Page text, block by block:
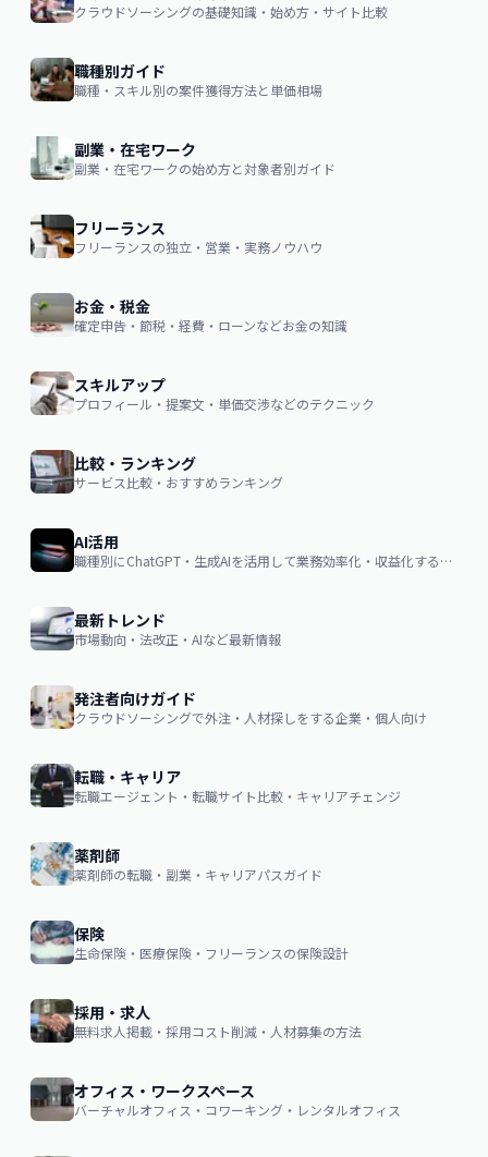
クラウドソーシングの基礎知識・始め方・サイト比較
職種別ガイド
職種・スキル別の案件獲得方法と単価相場
副業・在宅ワーク
副業・在宅ワークの始め方と対象者別ガイド
フリーランス
フリーランスの独立・営業・実務ノウハウ
お金・税金
確定申告・節税・経費・ローンなどお金の知識
スキルアップ
プロフィール・提案文・単価交渉などのテクニック
比較・ランキング
サービス比較・おすすめランキング
AI活用
職種別にChatGPT・生成AIを活用して業務効率化・収益化するノウハウ
最新トレンド
市場動向・法改正・AIなど最新情報
発注者向けガイド
クラウドソーシングで外注・人材探しをする企業・個人向け
転職・キャリア
転職エージェント・転職サイト比較・キャリアチェンジ
薬剤師
薬剤師の転職・副業・キャリアパスガイド
保険
生命保険・医療保険・フリーランスの保険設計
採用・求人
無料求人掲載・採用コスト削減・人材募集の方法
オフィス・ワークスペース
バーチャルオフィス・コワーキング・レンタルオフィス